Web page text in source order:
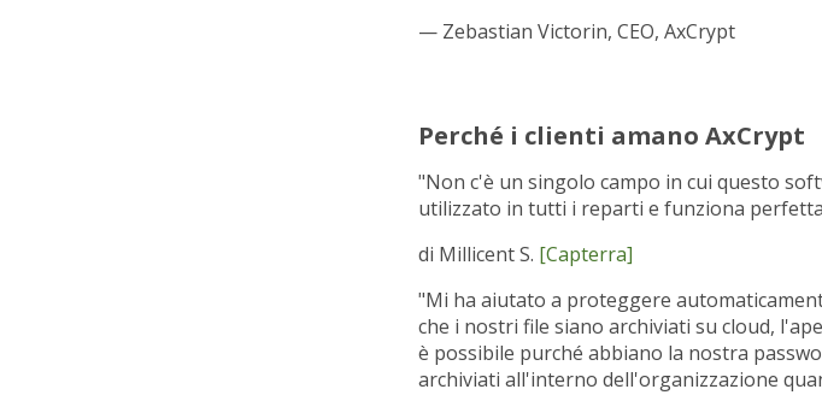
— Zebastian Victorin, CEO, AxCrypt
Perché i clienti amano AxCrypt
"Non c'è un singolo campo in cui questo
utilizzato in tutti i reparti e funziona
di Millicent S. [Capterra]
"Mi ha aiutato a proteggere
che i nostri file siano archiviati su cloud,
è possibile purché abbiano la nostra
archiviati all'interno dell'organizzazione